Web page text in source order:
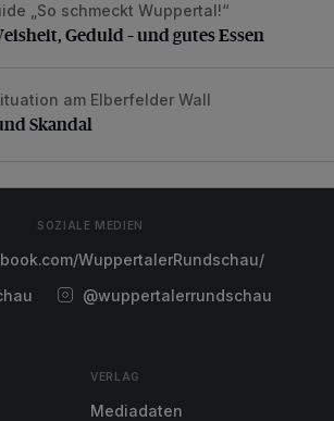
Geduld – und gutes Essen
„So schmeckt Wuppertal!“
Geduld – und gutes Essen
Skandalam Elberfelder Wall
Skandal
SOZIALE MEDIEN
WuppertalerRundschau/
@wuppertalerrundschau
VERLAG
Mediadaten